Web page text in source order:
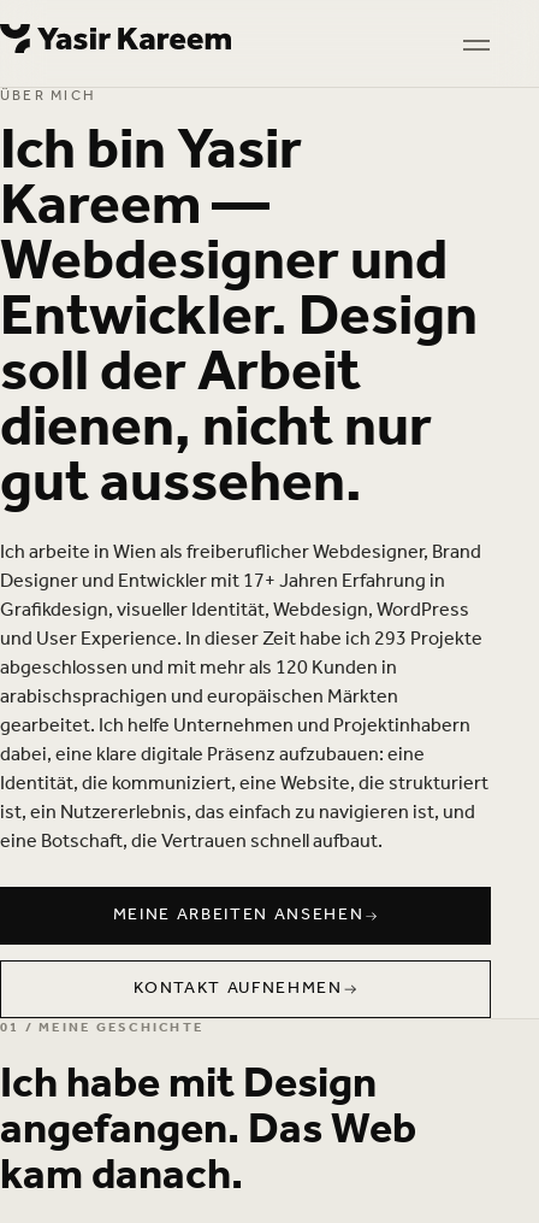
Skip to content
ÜBER MICH
Ich bin Yasir
Kareem —
Webdesigner und
Entwickler. Design
soll der Arbeit
dienen, nicht nur
gut aussehen.
Ich arbeite in Wien als freiberuflicher Webdesigner, Brand
Designer und Entwickler mit 17+ Jahren Erfahrung in
Grafikdesign, visueller Identität, Webdesign, WordPress
und User Experience. In dieser Zeit habe ich 293 Projekte
abgeschlossen und mit mehr als 120 Kunden in
arabischsprachigen und europäischen Märkten
gearbeitet. Ich helfe Unternehmen und Projektinhabern
dabei, eine klare digitale Präsenz aufzubauen: eine
Identität, die kommuniziert, eine Website, die strukturiert
ist, ein Nutzererlebnis, das einfach zu navigieren ist, und
eine Botschaft, die Vertrauen schnell aufbaut.
MEINE ARBEITEN ANSEHEN
KONTAKT AUFNEHMEN
01 / MEINE GESCHICHTE
Ich habe mit Design
angefangen. Das Web
kam danach.